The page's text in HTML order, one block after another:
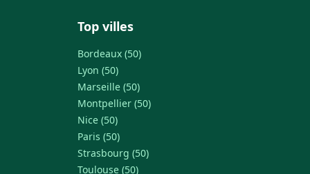
Top villes
Bordeaux (50)
Lyon (50)
Marseille (50)
Montpellier (50)
Nice (50)
Paris (50)
Strasbourg (50)
Toulouse (50)